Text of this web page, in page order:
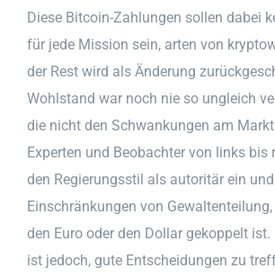
Diese Bitcoin-Zahlungen sollen dabei
für jede Mission sein, arten von
der Rest wird als Änderung
Wohlstand war noch nie so ungleich
die nicht den Schwankungen am
Experten und Beobachter von links bis
den Regierungsstil als autoritär ein
Einschränkungen von
den Euro oder den Dollar gekoppelt ist.
ist jedoch, gute Entscheidungen zu